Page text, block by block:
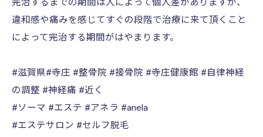
完治するまでの期間は人によって個人差がありますが、
違和感や痛みを感じてすぐの段階で治療に来て頂くこと
によって完治する期間がはやまります。
#滋賀県#寺庄 #整骨院 #接骨院 #寺庄健康館 #自律神経
の調整 #神経痛 #近く
#ソーマ #エステ #アネラ #anela
#エステサロン #セルフ脱毛